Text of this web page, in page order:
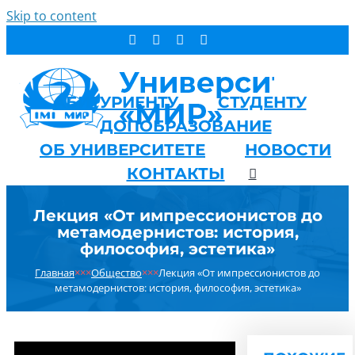
Skip to content
АБИТУРИЕНТУ
СТУДЕНТУ
ДОПОБРАЗОВАНИЕ
ОБ УНИВЕРСИТЕТЕ
НОВОСТИ
КОНТАКТЫ
Лекция «От импрессионистов до
метамодернистов: история,
философия, эстетика»
Главная×××Общество×××Лекция «От импрессионистов до
метамодернистов: история, философия, эстетика»